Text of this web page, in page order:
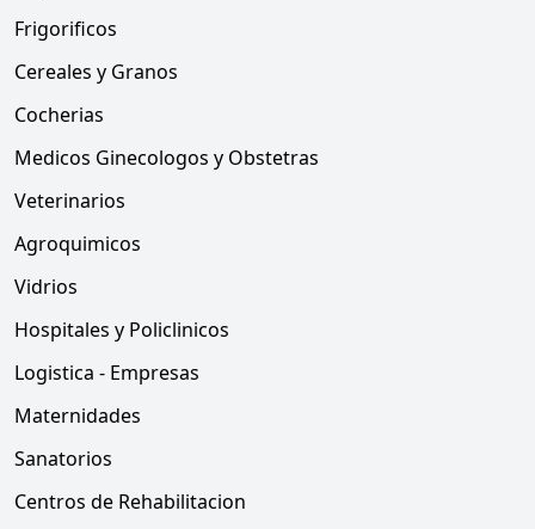
Frigorificos
Cereales y Granos
Cocherias
Medicos Ginecologos y Obstetras
Veterinarios
Agroquimicos
Vidrios
Hospitales y Policlinicos
Logistica - Empresas
Maternidades
Sanatorios
Centros de Rehabilitacion